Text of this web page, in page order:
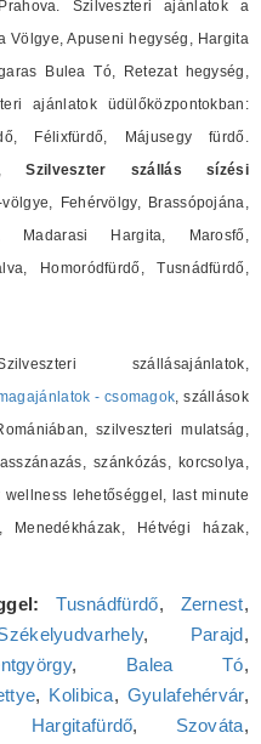
Szilveszteri ajánlatok a
Völgye, Apuseni hegység, Hargita
Bulea Tó, Retezat hegység,
ajánlatok üdülőközpontokban:
Félixfürdő, Májusegy fürdő.
Szilveszter szállás sízési
Fehérvölgy, Brassópojána,
Madarasi Hargita, Marosfő,
Homoródfürdő, Tusnádfürdő,
szállásajánlatok,
- csomagok, szállások
szilveszteri mulatság,
szánkózás, korcsolya,
lehetőséggel, last minute
Menedékházak, Hétvégi házak,
Tusnádfürdő, Zernest,
, Parajd,
, Balea Tó,
, Kolibica, Gyulafehérvár,
Hargitafürdő, Szováta,